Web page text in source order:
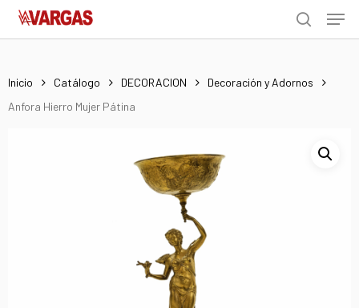
Skip
search
Menu
Inicio Catálogo DECORACION
Decoración y Adornos
Anfora Hierro Mujer Pátina